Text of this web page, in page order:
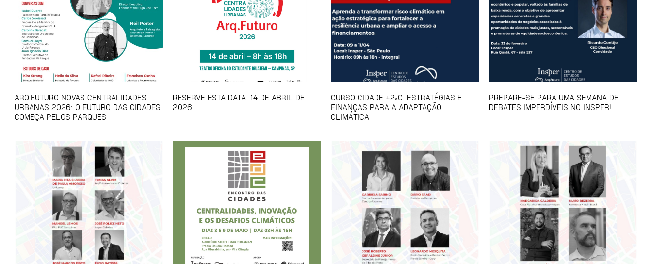
ARQ.FUTURO NOVAS CENTRALIDADES
URBANAS 2026: O FUTURO DAS CIDADES
COMEÇA PELOS PARQUES
RESERVE ESTA DATA: 14 DE ABRIL DE
2026
CURSO CIDADE +2ºC: ESTRATÉGIAS E
FINANÇAS PARA A ADAPTAÇÃO
CLIMÁTICA
PREPARE-SE PARA UMA SEMANA DE
DEBATES IMPERDÍVEIS NO INSPER!